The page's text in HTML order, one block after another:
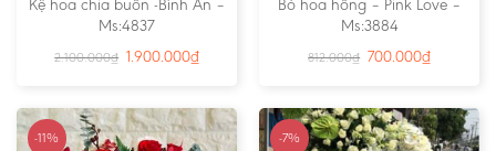
Kệ hoa chia buồn -Bình An –
Ms:4837
2.100.000₫ 1.900.000₫
Bó hoa hồng – Pink Love –
Ms:3884
812.000₫ 700.000₫
-11% -7%